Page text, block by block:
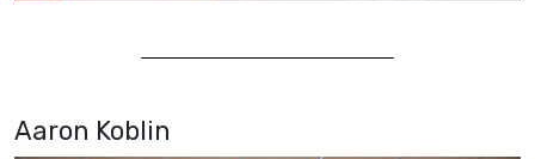
Aaron Koblin